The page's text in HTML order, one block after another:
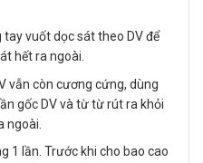
vuốt dọc sát theo DV để
hết ra ngoài.
vẫn còn cương cứng, dùng
gốc DV và từ từ rút ra khỏi
ngoài.
1 lần. Trước khi cho bao cao